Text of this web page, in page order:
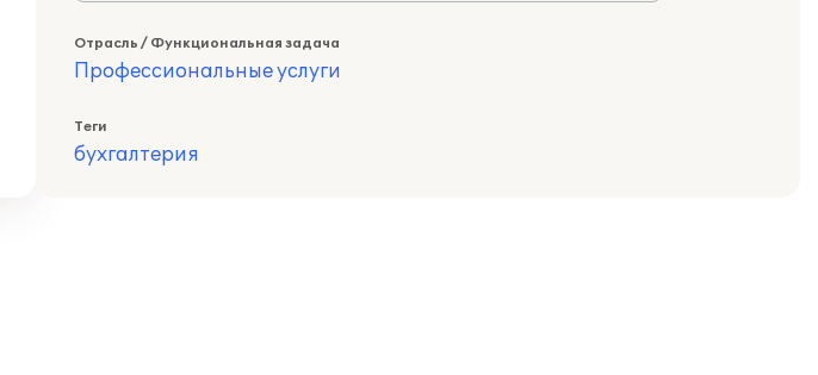
Отрасль / Функциональная задача
Профессиональные услуги
Теги
бухгалтерия